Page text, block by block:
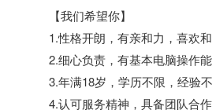
【我们希望你】
1.性格开朗，有亲和力，喜欢和
2.细心负责，有基本电脑操作能
3.年满18岁，学历不限，经验不
4.认可服务精神，具备团队合作